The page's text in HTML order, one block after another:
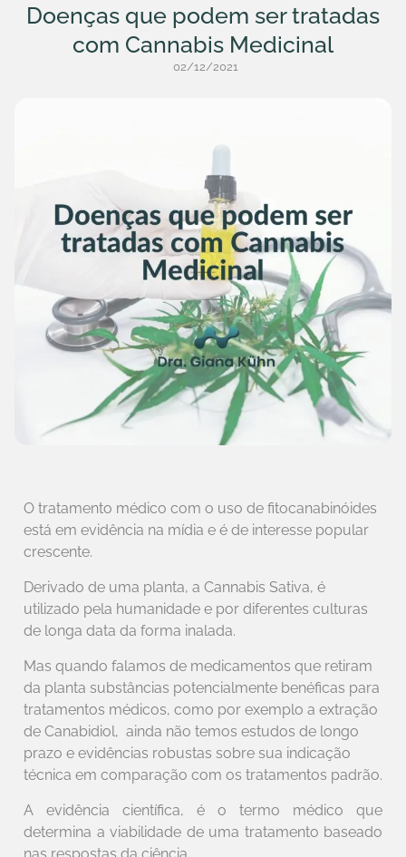
Doenças que podem ser tratadas
com Cannabis Medicinal
02/12/2021
O tratamento médico com o uso de fitocanabinóides
está em evidência na mídia e é de interesse popular
crescente.
Derivado de uma planta, a Cannabis Sativa, é
utilizado pela humanidade e por diferentes culturas
de longa data da forma inalada.
Mas quando falamos de medicamentos que retiram
da planta substâncias potencialmente benéficas para
tratamentos médicos, como por exemplo a extração
de Canabidiol, ainda não temos estudos de longo
prazo e evidências robustas sobre sua indicação
técnica em comparação com os tratamentos padrão.
A evidência científica, é o termo médico que
determina a viabilidade de uma tratamento baseado
nas respostas da ciência.